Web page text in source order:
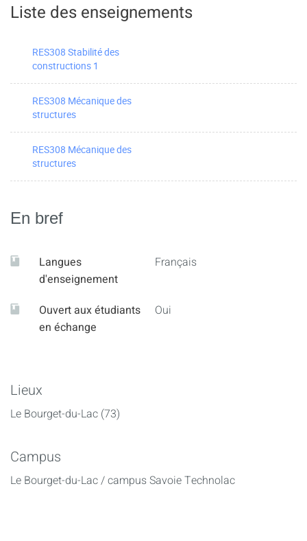
Liste des enseignements
RES308 Stabilité des
constructions 1
RES308 Mécanique des
structures
RES308 Mécanique des
structures
En bref
Langues
d'enseignement
Français
Ouvert aux étudiants
en échange
Oui
Lieux
Le Bourget-du-Lac (73)
Campus
Le Bourget-du-Lac / campus Savoie Technolac